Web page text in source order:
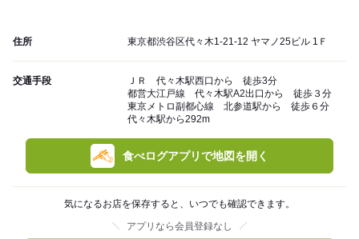
住所 東京都渋谷区代々木1-21-12 ヤマノ25ビル 1Ｆ
交通手段
ＪＲ 代々木駅西口から 徒歩3分
都営大江戸線 代々木駅A2出口から 徒歩３分
東京メトロ副都心線 北参道駅から 徒歩６分
代々木駅から292m
食べログアプリで地図を開く
気になるお店を保存すると、いつでも確認できます。
アプリなら会員登録なし